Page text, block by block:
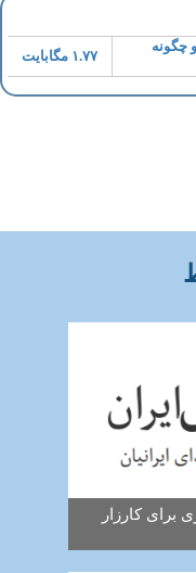
چگونه
۱.۷۷ مگابایت
برای کارزار